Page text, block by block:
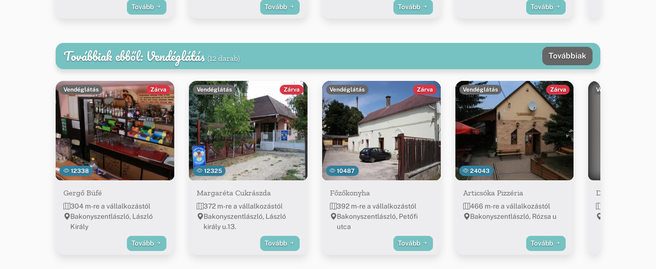
Tovább Tovább Tovább Tovább
Továbbiak ebből: Vendéglátás (12 darab) Továbbiak
12338
Vendéglátás Zárva
Gergő Büfé
304 m-re a vállalkozástól
Bakonyszentlászló, László
Király
Tovább
12325
Vendéglátás Zárva
Margaréta Cukrászda
372 m-re a vállalkozástól
Bakonyszentlászló, László
király u.13.
Tovább
10487
Vendéglátás Zárva
Főzőkonyha
392 m-re a vállalkozástól
Bakonyszentlászló, Petőfi
utca
Tovább
24043
Vendéglátás Zárva
Articsóka Pizzéria
466 m-re a vállalkozástól
Bakonyszentlászló, Rózsa u
Tovább
Vendéglátás
Desszert